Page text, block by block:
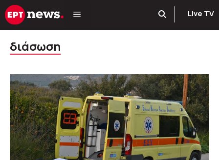
Μετάβαση
σε
Live TV
διάσωση